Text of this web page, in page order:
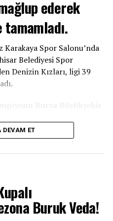
ederek
Karakaya Spor Salonu’nda
Belediyesi Spor
Denizin Kızları, ligi 39
sonunda; Üsküdar
DEVAM ET
Buruk Veda!